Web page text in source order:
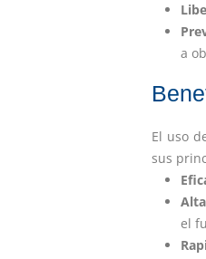
a
El uso
sus
el